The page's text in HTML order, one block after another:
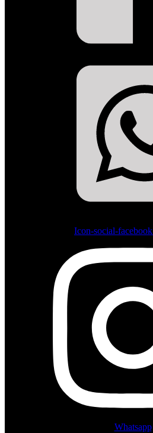
Icon-social-facebook
Whatsapp